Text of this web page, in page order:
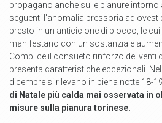
propagano anche sulle pianure intorno
seguenti l'anomalia pressoria ad ovest
presto in un anticiclone di blocco, le
manifestano con un sostanziale
Complice il consueto rinforzo dei venti
presenta caratteristiche eccezionali.
dicembre si rilevano in piena notte 18-
di Natale più calda mai osservata in
misure sulla pianura torinese.